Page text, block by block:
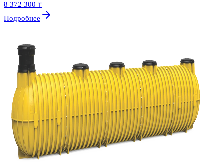
8 372 300 ₸
Подробнее